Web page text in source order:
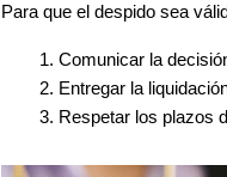
Para que el despido sea
Comunicar la
Entregar la
Respetar los plazos